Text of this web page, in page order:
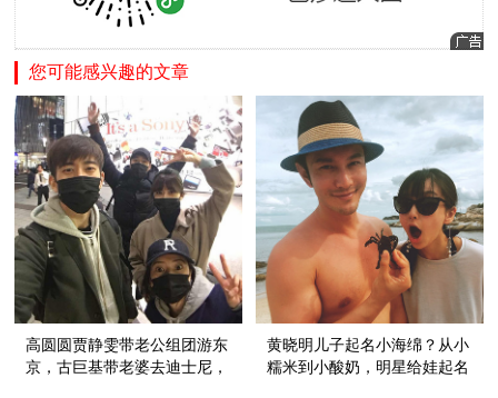
您可能感兴趣的文章
高圆圆贾静雯带老公组团游东
京，古巨基带老婆去迪士尼，
黄晓明儿子起名小海绵？从小
糯米到小酸奶，明星给娃起名